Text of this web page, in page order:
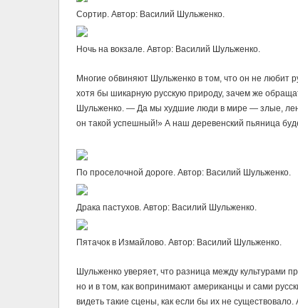
Сортир. Автор: Василий Шульженко.
Ночь на вокзале. Автор: Василий Шульженко.
Многие обвиняют Шульженко в том, что он не любит
хотя бы шикарную русскую природу, зачем же
Шульженко. — Да мы худшие люди в мире — злые,
он такой успешный!» А наш деревенский пьяница
По проселочной дороге. Автор: Василий Шульженко.
Драка пастухов. Автор: Василий Шульженко.
Пятачок в Измайлово. Автор: Василий Шульженко.
Шульженко уверяет, что разница между культурами
но и в том, как вопринимают американцы и сами
видеть такие сцены, как если бы их не